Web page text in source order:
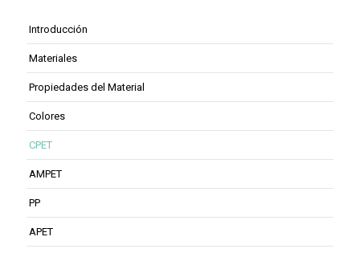
Introducción
Materiales
Propiedades del Material
Colores
CPET
AMPET
PP
APET